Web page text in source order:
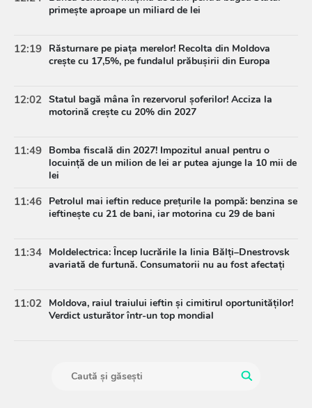
primește aproape un miliard de lei
12:19 Răsturnare pe piața merelor! Recolta din Moldova
crește cu 17,5%, pe fundalul prăbușirii din Europa
12:02 Statul bagă mâna în rezervorul șoferilor! Acciza la
motorină crește cu 20% din 2027
11:49 Bomba fiscală din 2027! Impozitul anual pentru o
locuință de un milion de lei ar putea ajunge la 10 mii de
lei
11:46 Petrolul mai ieftin reduce prețurile la pompă: benzina se
ieftinește cu 21 de bani, iar motorina cu 29 de bani
11:34 Moldelectrica: Încep lucrările la linia Bălți–Dnestrovsk
avariată de furtună. Consumatorii nu au fost afectați
11:02 Moldova, raiul traiului ieftin și cimitirul oportunităților!
Verdict usturător într-un top mondial